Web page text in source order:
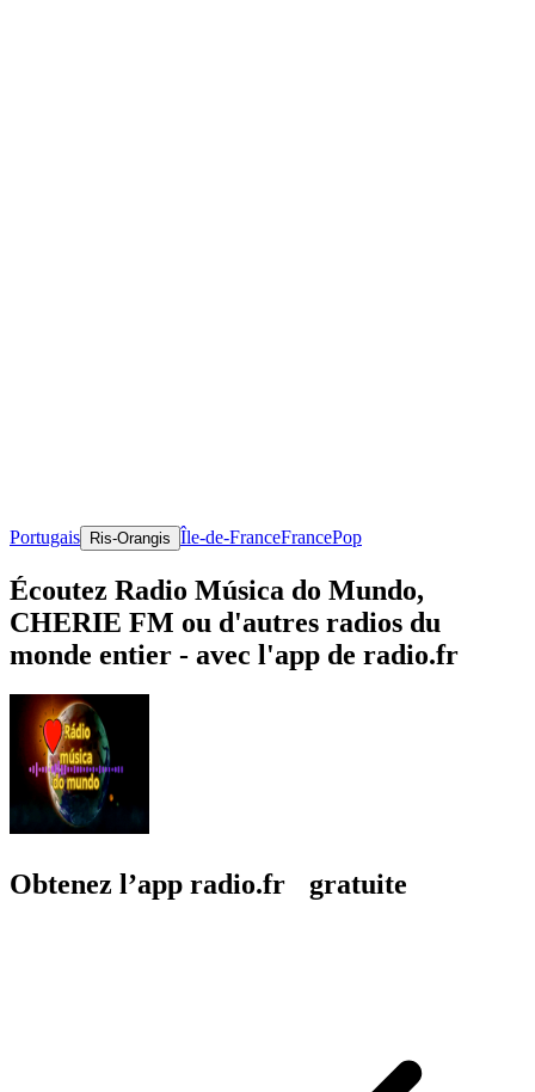
Portugais Ris-Orangis Île-de-FranceFrancePop
Écoutez Radio Música do Mundo,
CHERIE FM ou d'autres radios du
monde entier - avec l'app de radio.fr
Obtenez l’app radio.fr gratuite